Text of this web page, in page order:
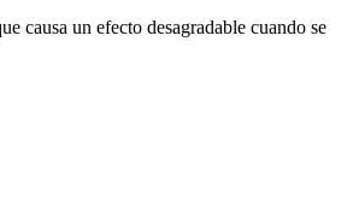
causa un efecto desagradable cuando se